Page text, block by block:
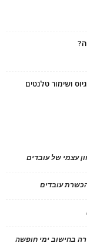
עובדים
בחישוב ימי חופשה